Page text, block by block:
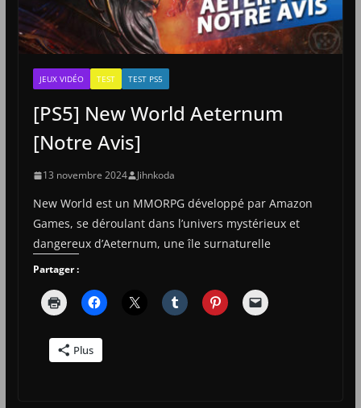
JEUX VIDÉO TEST TEST PS5
[PS5] New World Aeternum
[Notre Avis]
13 novembre 2024 Jihnkoda
New World est un MMORPG développé par Amazon
Games, se déroulant dans l’univers mystérieux et
dangereux d’Aeternum, une île surnaturelle
Partager :
Plus